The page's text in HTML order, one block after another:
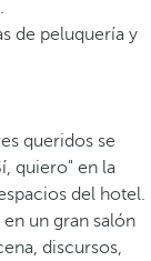
de peluquería y
queridos se
quiero" en la
del hotel.
un gran salón
discursos,